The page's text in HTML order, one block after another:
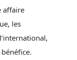
affaire
les